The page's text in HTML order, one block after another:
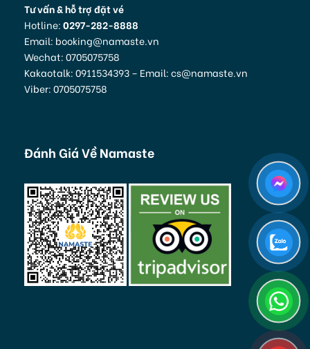
Tư vấn & hỗ trợ đặt vé
Hotline:0297-282-8888
Email: booking@namaste.vn
Wechat: 0705075758
Kakaotalk: 0911534393 – Email: cs@namaste.vn
Viber: 0705075758
Đánh Giá Về Namaste